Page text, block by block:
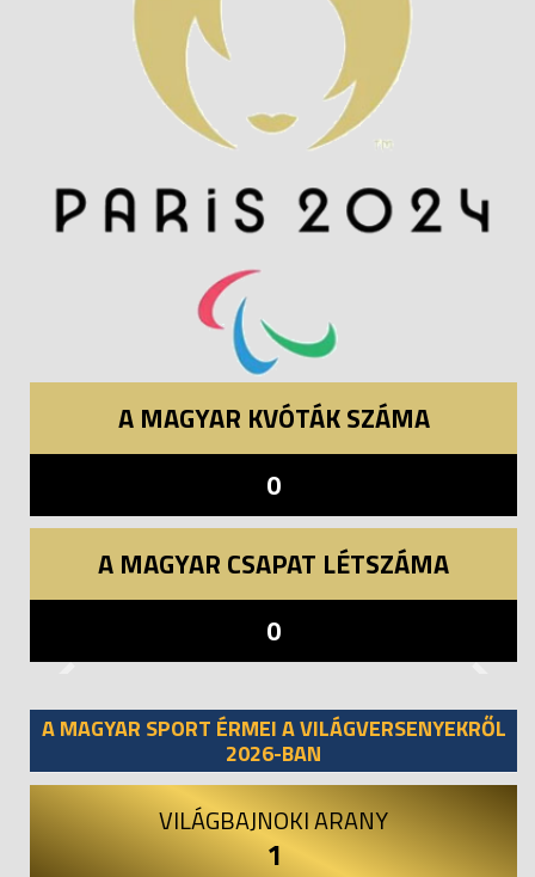
A MAGYAR KVÓTÁK SZÁMA
0
A MAGYAR CSAPAT LÉTSZÁMA
0
A MAGYAR SPORT ÉRMEI A VILÁGVERSENYEKRŐL
2026-BAN
VILÁGBAJNOKI ARANY
1